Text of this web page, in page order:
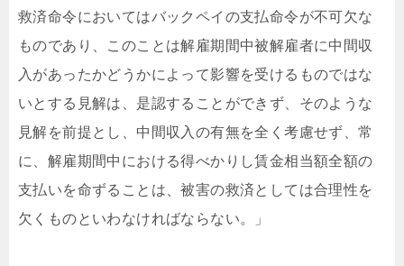
救済命令においてはバックペイの支払命令が不可欠な
ものであり、このことは解雇期間中被解雇者に中間収
入があったかどうかによって影響を受けるものではな
いとする見解は、是認することができず、そのような
見解を前提とし、中間収入の有無を全く考慮せず、常
に、解雇期間中における得べかりし賃金相当額全額の
支払いを命ずることは、被害の救済としては合理性を
欠くものといわなければならない。
」